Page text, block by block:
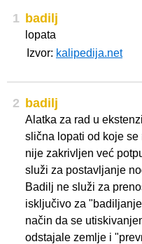
1 badilj
lopata
Izvor: kalipedija.net
2 badilj
Alatka za rad u
slična lopati od koje
nije zakrivljen već
služi za postavljanje
Badilj ne služi za
isključivo za
način da se
odstajale zemlje i